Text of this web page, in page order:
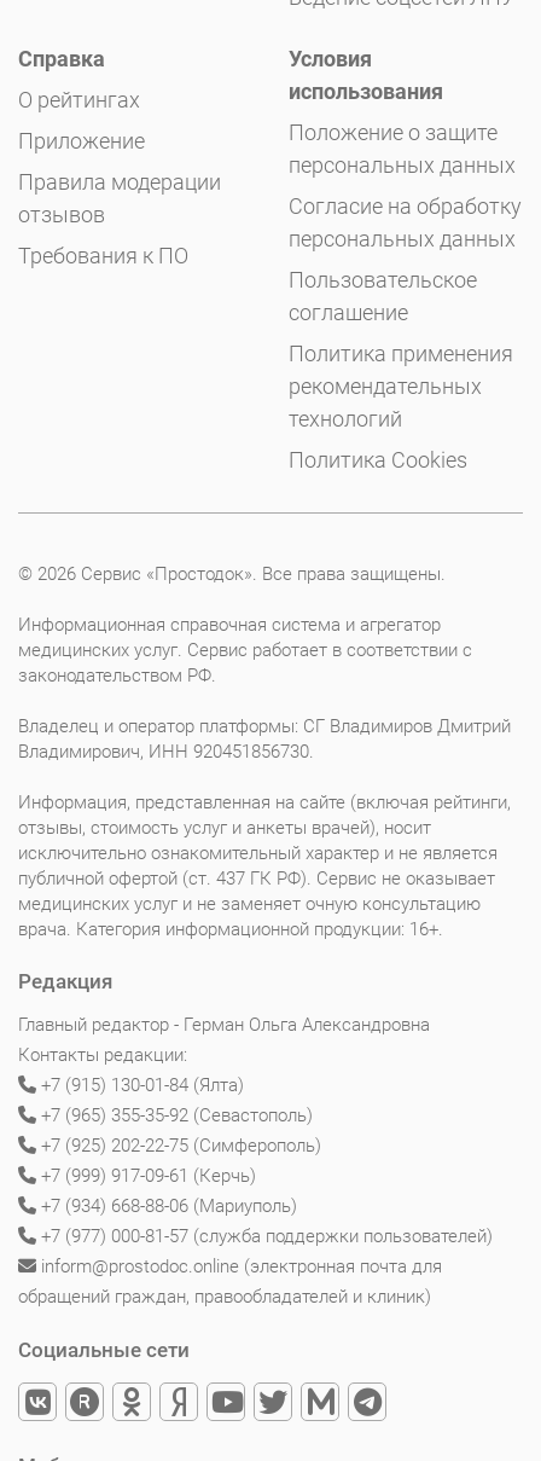
Справка
О рейтингах
Приложение
Правила модерации
отзывов
Требования к ПО
Условия
использования
Положение о защите
персональных данных
Согласие на обработку
персональных данных
Пользовательское
соглашение
Политика применения
рекомендательных
технологий
Политика Cookies
© 2026 Сервис «Простодок». Все права защищены.
Информационная справочная система и агрегатор
медицинских услуг. Сервис работает в соответствии с
законодательством РФ.
Владелец и оператор платформы: СГ Владимиров Дмитрий
Владимирович, ИНН 920451856730.
Информация, представленная на сайте (включая рейтинги,
отзывы, стоимость услуг и анкеты врачей), носит
исключительно ознакомительный характер и не является
публичной офертой (ст. 437 ГК РФ). Сервис не оказывает
медицинских услуг и не заменяет очную консультацию
врача. Категория информационной продукции: 16+.
Редакция
Главный редактор - Герман Ольга Александровна
Контакты редакции:
+7 (915) 130-01-84 (Ялта)
+7 (965) 355-35-92 (Севастополь)
+7 (925) 202-22-75 (Симферополь)
+7 (999) 917-09-61 (Керчь)
+7 (934) 668-88-06 (Мариуполь)
+7 (977) 000-81-57 (служба поддержки пользователей)
inform@prostodoc.online (электронная почта для
обращений граждан, правообладателей и клиник)
Социальные сети